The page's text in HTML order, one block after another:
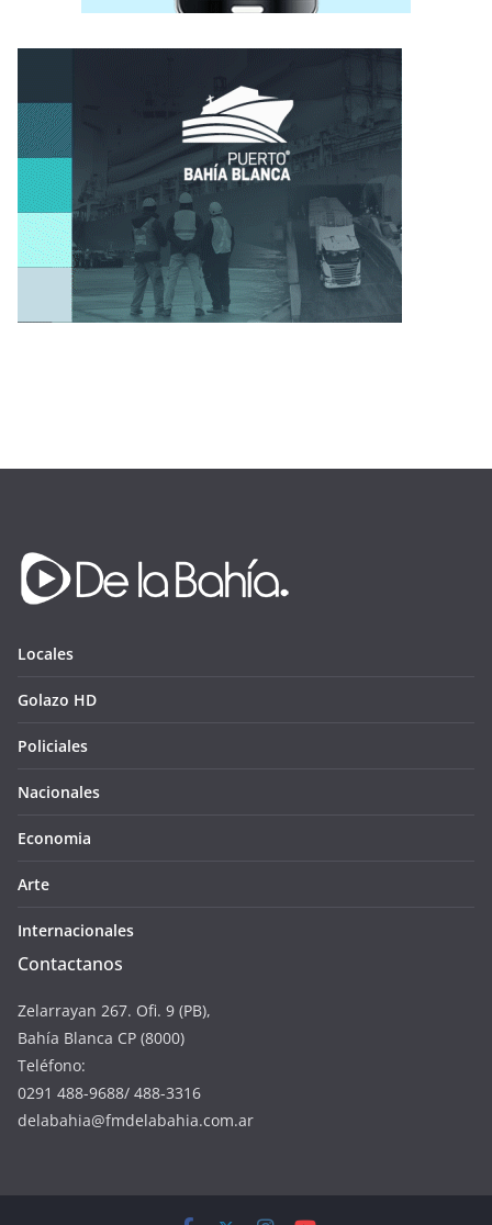
Locales
Golazo HD
Policiales
Nacionales
Economia
Arte
Internacionales
Contactanos
Zelarrayan 267. Ofi. 9 (PB),
Bahía Blanca CP (8000)
Teléfono:
0291 488-9688/ 488-3316
delabahia@fmdelabahia.com.ar